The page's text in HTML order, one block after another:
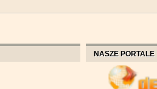
NASZE PORTALE